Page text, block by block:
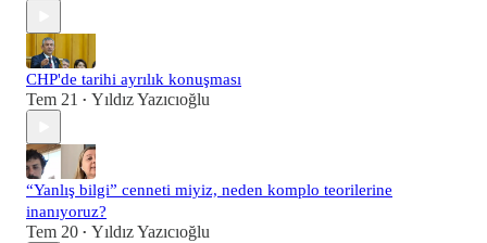
CHP'de tarihi ayrılık konuşması
Tem 21 • Yıldız Yazıcıoğlu
“Yanlış bilgi” cenneti miyiz, neden komplo teorilerine
inanıyoruz?
Tem 20 • Yıldız Yazıcıoğlu